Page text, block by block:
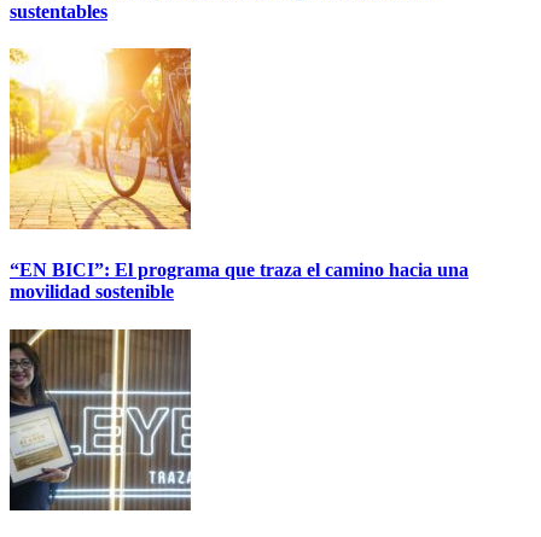
sustentables
“EN BICI”: El programa que traza el camino hacia una
movilidad sostenible